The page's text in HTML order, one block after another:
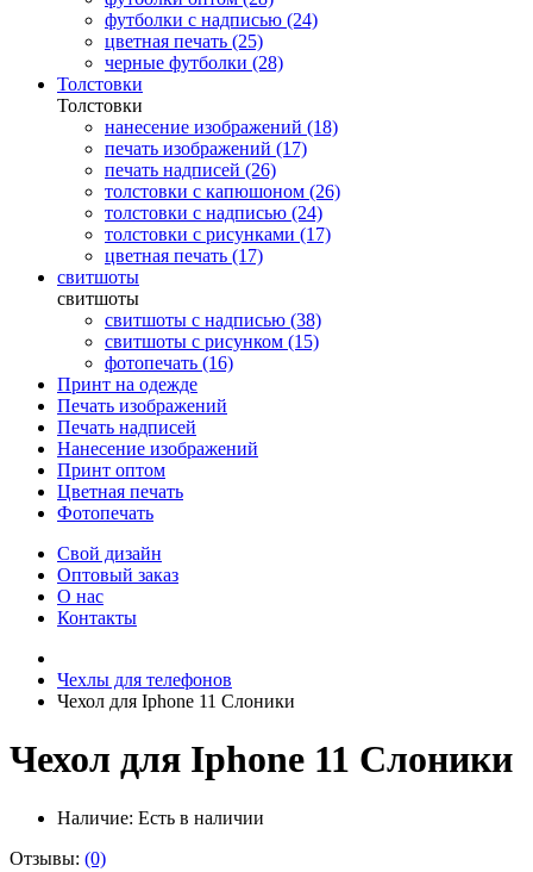
футболки с надписью (24)
цветная печать (25)
черные футболки (28)
Толстовки
Толстовки
нанесение изображений (18)
печать изображений (17)
печать надписей (26)
толстовки с капюшоном (26)
толстовки с надписью (24)
толстовки с рисунками (17)
цветная печать (17)
свитшоты
свитшоты
свитшоты с надписью (38)
свитшоты с рисунком (15)
фотопечать (16)
Принт на одежде
Печать изображений
Печать надписей
Нанесение изображений
Принт оптом
Цветная печать
Фотопечать
Свой дизайн
Оптовый заказ
О нас
Контакты
Чехлы для телефонов
Чехол для Iphone 11 Слоники
Чехол для Iphone 11 Слоники
Наличие: Есть в наличии
Отзывы: (0)